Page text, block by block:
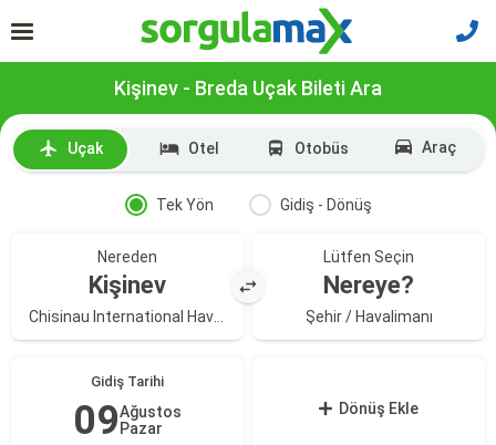
Kişinev - Breda Uçak Bileti Ara
Uçak Otel Otobüs Araç
Tek Yön Gidiş - Dönüş
Nereden
Kişinev
Lütfen Seçin
Nereye?
Şehir / Havalimanı
Gidiş Tarihi
09Ağustos
Pazar
Dönüş Ekle